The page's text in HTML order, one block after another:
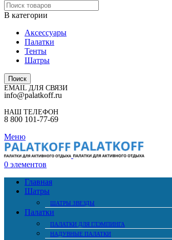
В категории
Аксессуары
Палатки
Тенты
Шатры
Поиск
EMAIL ДЛЯ СВЯЗИ
info@palatkoff.ru
НАШ ТЕЛЕФОН
8 800 101-77-69
Меню
0 элементов
Главная
Шатры
ШАТРЫ ЗВЕЗДЫ
Палатки
ПАЛАТКИ ДЛЯ ГЛЭМПИНГА
НАДУВНЫЕ ПАЛАТКИ